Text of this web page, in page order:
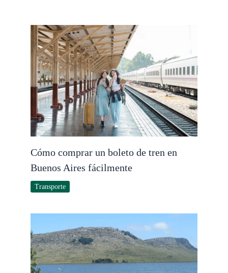
Cómo comprar un boleto de tren en
Buenos Aires fácilmente
Transporte